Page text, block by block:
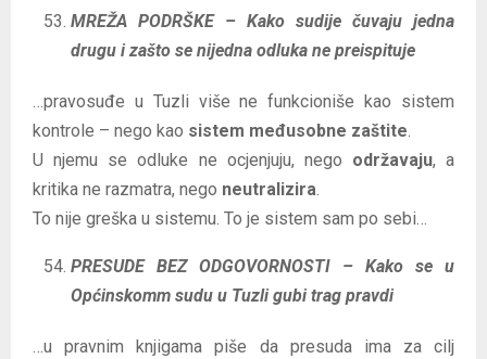
MREŽA PODRŠKE – Kako sudije čuvaju jedna
drugu i zašto se nijedna odluka ne preispituje
…pravosuđe u Tuzli više ne funkcioniše kao sistem
kontrole – nego kao sistem međusobne zaštite.
U njemu se odluke ne ocjenjuju, nego održavaju, a
kritika ne razmatra, nego neutralizira.
To nije greška u sistemu. To je sistem sam po sebi…
PRESUDE BEZ ODGOVORNOSTI – Kako se u
Općinskomm sudu u Tuzli gubi trag pravdi
…u pravnim knjigama piše da presuda ima za cilj